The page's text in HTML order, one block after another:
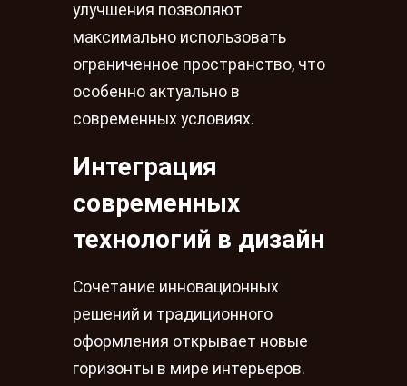
улучшения позволяют
максимально использовать
ограниченное пространство, что
особенно актуально в
современных условиях.
Интеграция
современных
технологий в дизайн
Сочетание инновационных
решений и традиционного
оформления открывает новые
горизонты в мире интерьеров.